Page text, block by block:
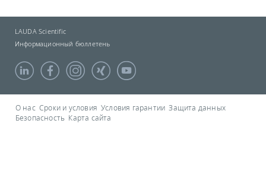
LAUDA Scientific
Информационный бюллетень
О нас Сроки и условия Условия гарантии Защита данных
Безопасность Карта сайта